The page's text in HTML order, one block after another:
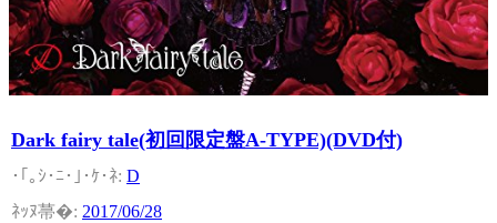
Dark fairy tale(初回限定盤A-TYPE)(DVD付)
D
2017/06/28